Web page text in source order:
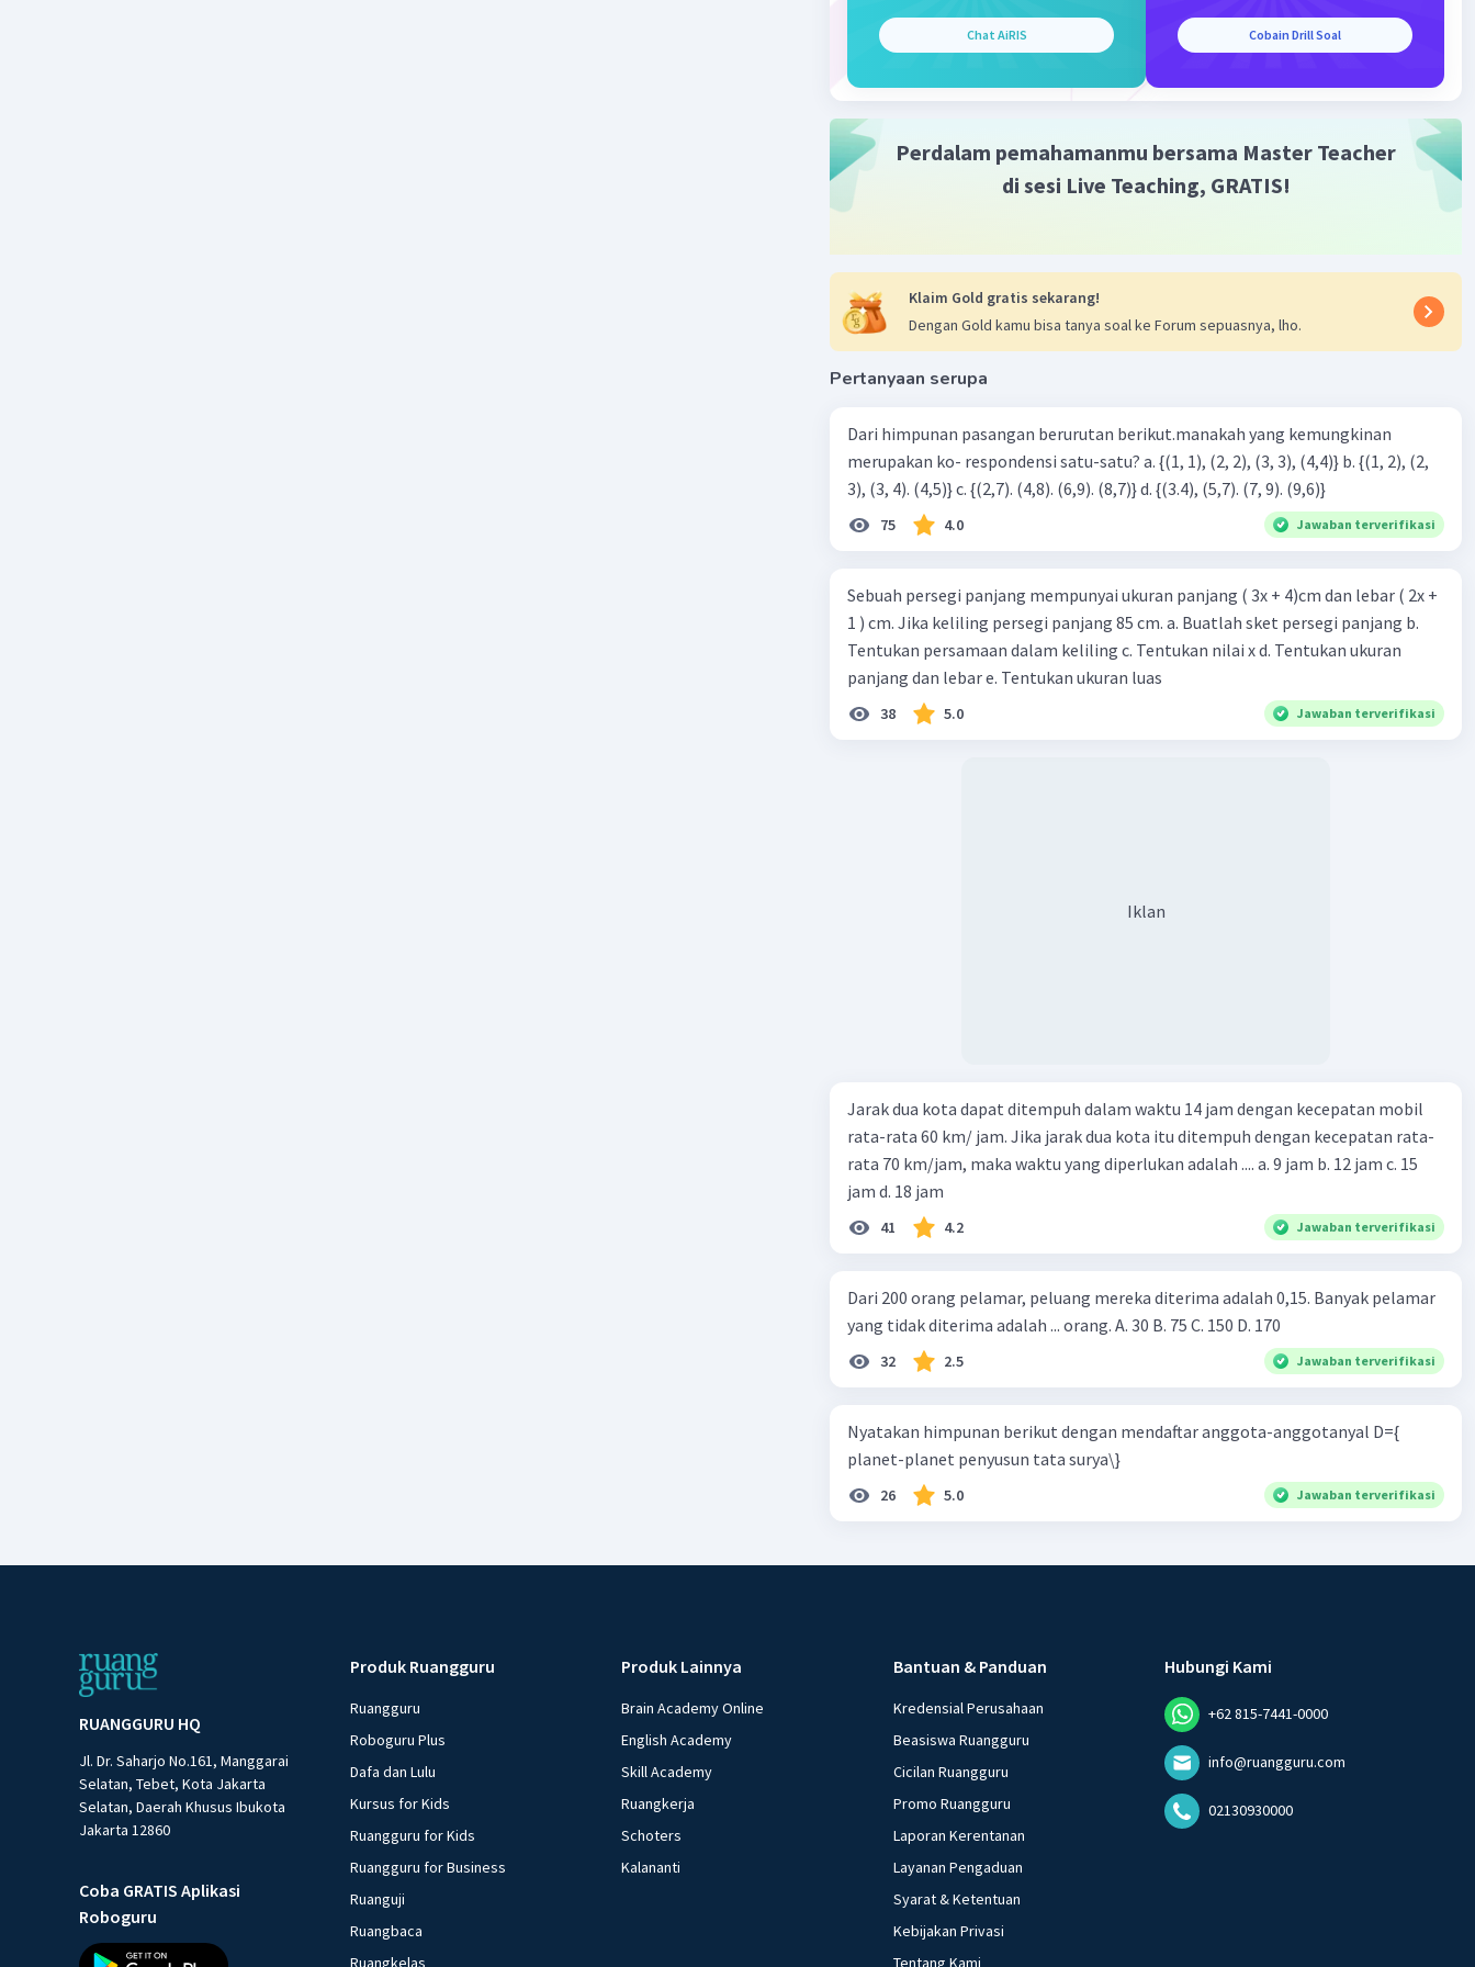
Chat AiRIS Cobain Drill Soal
Perdalam pemahamanmu bersama Master Teacher
di sesi Live Teaching, GRATIS!
Klaim Gold gratis sekarang!
Dengan Gold kamu bisa tanya soal ke Forum sepuasnya, lho.
Pertanyaan serupa
Dari himpunan pasangan berurutan berikut.manakah yang kemungkinan
merupakan ko- respondensi satu-satu? a. {(1, 1), (2, 2), (3, 3), (4,4)} b. {(1, 2), (2,
3), (3, 4). (4,5)} c. {(2,7). (4,8). (6,9). (8,7)} d. {(3.4), (5,7). (7, 9). (9,6)}
75 4.0 Jawaban terverifikasi
Sebuah persegi panjang mempunyai ukuran panjang ( 3x + 4)cm dan lebar ( 2x +
1 ) cm. Jika keliling persegi panjang 85 cm. a. Buatlah sket persegi panjang b.
Tentukan persamaan dalam keliling c. Tentukan nilai x d. Tentukan ukuran
panjang dan lebar e. Tentukan ukuran luas
38 5.0 Jawaban terverifikasi
Iklan
Jarak dua kota dapat ditempuh dalam waktu 14 jam dengan kecepatan mobil
rata-rata 60 km/ jam. Jika jarak dua kota itu ditempuh dengan kecepatan rata-
rata 70 km/jam, maka waktu yang diperlukan adalah .... a. 9 jam b. 12 jam c. 15
jam d. 18 jam
41 4.2 Jawaban terverifikasi
Dari 200 orang pelamar, peluang mereka diterima adalah 0,15. Banyak pelamar
yang tidak diterima adalah ... orang. A. 30 B. 75 C. 150 D. 170
32 2.5 Jawaban terverifikasi
Nyatakan himpunan berikut dengan mendaftar anggota-anggotanyal D={
planet-planet penyusun tata surya\}
26 5.0 Jawaban terverifikasi
RUANGGURU HQ
Jl. Dr. Saharjo No.161, Manggarai
Selatan, Tebet, Kota Jakarta
Selatan, Daerah Khusus Ibukota
Jakarta 12860
Coba GRATIS Aplikasi
Roboguru
Produk Ruangguru
Ruangguru
Roboguru Plus
Dafa dan Lulu
Kursus for Kids
Ruangguru for Kids
Ruangguru for Business
Ruanguji
Ruangbaca
Ruangkelas
Produk Lainnya
Brain Academy Online
English Academy
Skill Academy
Ruangkerja
Schoters
Kalananti
Bantuan & Panduan
Kredensial Perusahaan
Beasiswa Ruangguru
Cicilan Ruangguru
Promo Ruangguru
Laporan Kerentanan
Layanan Pengaduan
Syarat & Ketentuan
Kebijakan Privasi
Tentang Kami
Hubungi Kami
+62 815-7441-0000
info@ruangguru.com
02130930000